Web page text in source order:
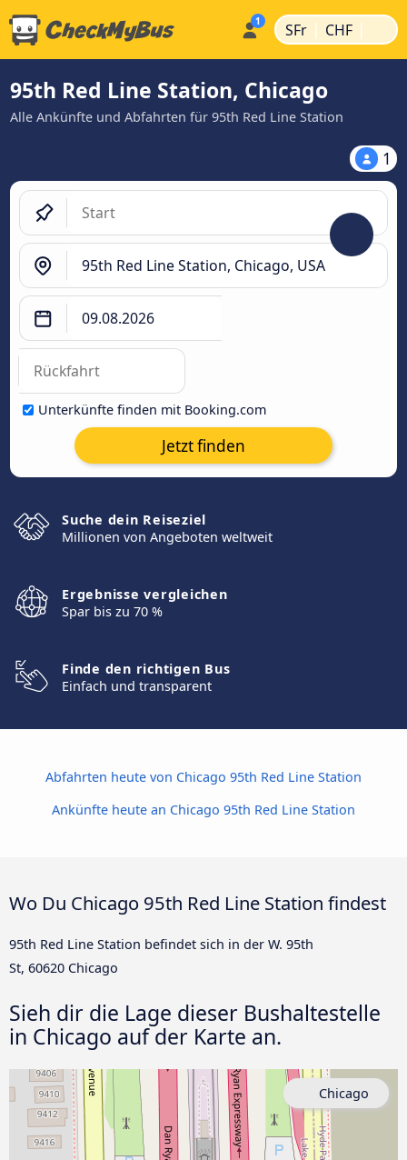
SFr | CHF |
95th Red Line Station, Chicago
Alle Ankünfte und Abfahrten für 95th Red Line Station
1
Unterkünfte finden mit Booking.com
Jetzt finden
Suche dein Reiseziel
Millionen von Angeboten weltweit
Ergebnisse vergleichen
Spar bis zu 70 %
Finde den richtigen Bus
Einfach und transparent
Abfahrten heute von Chicago 95th Red Line Station
Ankünfte heute an Chicago 95th Red Line Station
Wo Du Chicago 95th Red Line Station findest
95th Red Line Station befindet sich in der W. 95th
St, 60620 Chicago
Sieh dir die Lage dieser Bushaltestelle
in Chicago auf der Karte an.
Chicago